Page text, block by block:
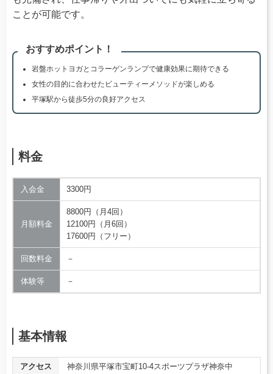
ことが可能です。
おすすめポイント！
岩盤ホットヨガとコラーゲンランプで健康効果に期待できる
女性の目的に合わせたビューティーメソッドが楽しめる
平塚駅から徒歩5分の良好アクセス
料金
入会金 3300円
月額料金
8800円（月4回）
12100円（月6回）
17600円（フリー）
回数料金 －
体験等 －
基本情報
アクセス
神奈川県平塚市宝町10-4スポーツプラザ神奈中